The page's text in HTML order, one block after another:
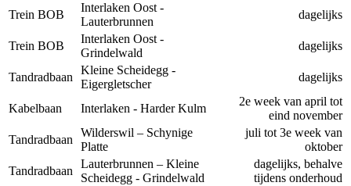
Trein BOB
Interlaken Oost -
Lauterbrunnen
dagelijks
Trein BOB
Interlaken Oost -
Grindelwald
dagelijks
Tandradbaan
Kleine Scheidegg -
Eigergletscher
dagelijks
Kabelbaan Interlaken - Harder Kulm
2e week van april tot
eind november
Tandradbaan
Wilderswil – Schynige
Platte
juli tot 3e week van
oktober
Tandradbaan
Lauterbrunnen – Kleine
Scheidegg - Grindelwald
dagelijks, behalve
tijdens onderhoud